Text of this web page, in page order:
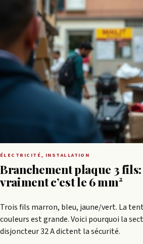
ÉLECTRICITÉ, INSTALLATION
Branchement plaque 3
vraiment c’est le 6 mm²
Trois fils marron, bleu, jaune/vert. La
couleurs est grande. Voici pourquoi la
disjoncteur 32 A dictent la sécurité.